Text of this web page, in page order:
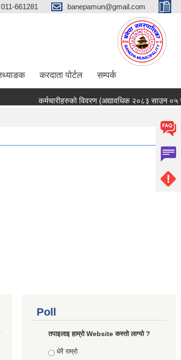
011-661281 banepamun@gmail.com
करदाता पोर्टल सम्पर्क
कर्मचारीहरुको विवरण (अद्यावधिक २०८३ साउन ०५
Poll
तपाइलाइ हाम्रो Website कस्तो लाग्यो ?
Choices
धेरै राम्रो